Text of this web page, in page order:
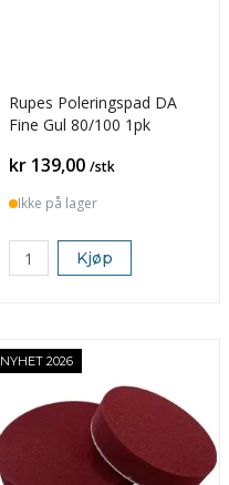
Rupes Poleringspad DA
Fine Gul 80/100 1pk
Pris
kr 139,00 /stk
Ikke på lager
Kjøp
NYHET 2026